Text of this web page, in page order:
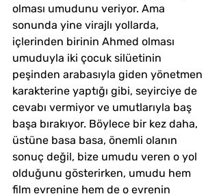
olması umudunu veriyor. Ama
sonunda yine virajlı yollarda,
içlerinden birinin Ahmed olması
umuduyla iki çocuk silüetinin
peşinden arabasıyla giden yönetmen
karakterine yaptığı gibi, seyirciye de
cevabı vermiyor ve umutlarıyla baş
başa bırakıyor. Böylece bir kez daha,
üstüne basa basa, önemli olanın
sonuç değil, bize umudu veren o yol
olduğunu gösterirken, umudu hem
film evrenine hem de o evrenin